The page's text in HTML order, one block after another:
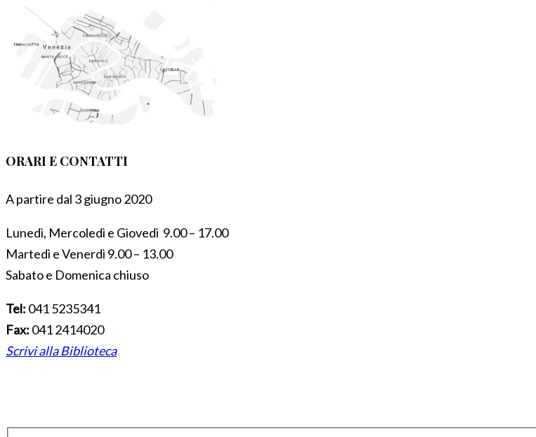
ORARI E CONTATTI
A partire dal 3 giugno 2020
Lunedì, Mercoledì e Giovedì 9.00 – 17.00
Martedì e Venerdì 9.00 – 13.00
Sabato e Domenica chiuso
Tel: 041 5235341
Fax: 041 2414020
Scrivi alla Biblioteca